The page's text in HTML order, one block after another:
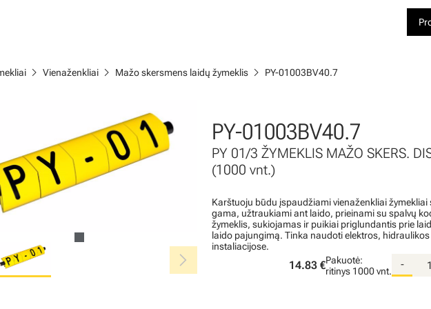
chevron_right Vienaženkliai chevron_right Mažo skersmens laidų žymeklis chevron_right PY-01003BV40.7
chevron_right
PY-01003BV40.7
PY 01/3 ŽYMEKLIS MAŽO SKERS.
(1000 vnt.)
Karštuoju būdu įspaudžiami vienaženkliai
gama, užtraukiami ant laido, prieinami su spalvų
žymeklis, sukiojamas ir puikiai priglundantis prie
laido pajungimą. Tinka naudoti elektros,
instaliacijose.
14.83 €Pakuotė:
ritinys 1000 vnt.
-